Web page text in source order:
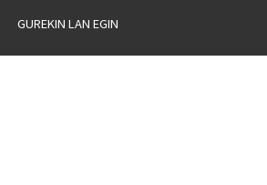
GUREKIN LAN EGIN